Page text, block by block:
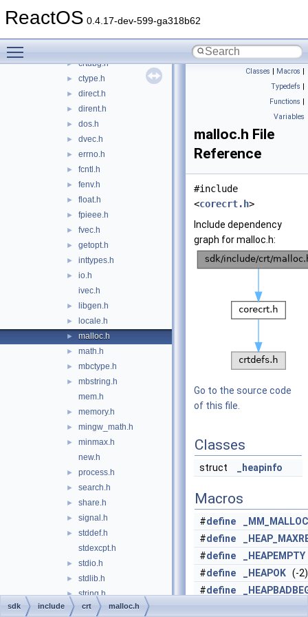
ReactOS 0.4.17-dev-599-ga318b62
► complex.h
► crtdbg.h
► ctype.h
► direct.h
► dirent.h
► dos.h
► dvec.h
► errno.h
► fcntl.h
► fenv.h
► float.h
► fpieee.h
► fvec.h
► getopt.h
► inttypes.h
►
io.h
ivec.h
► libgen.h
► locale.h
► malloc.h
► math.h
► mbctype.h
►
mbstring.h
mem.h
► memory.h
► mingw_math.h
►
minmax.h
new.h
► process.h
► search.h
► share.h
► signal.h
►
stddef.h
stdexcpt.h
► stdio.h
► stdlib.h
► string.h
strings.h
Classes | Macros |
Typedefs |
Functions |
Variables
malloc.h File
Reference
#include
<corecrt.h>
Include dependency
graph for malloc.h:
Go to the source code
of this file.
Classes
struct _heapinfo
Macros
#define
#define
#define _HEAPEMPTY
#define _HEAPOK (-2)
#define
sdk include crt malloc.h